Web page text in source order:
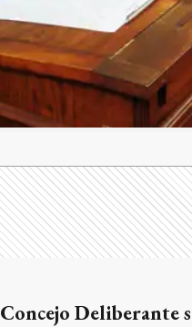
Concejo Deliberante